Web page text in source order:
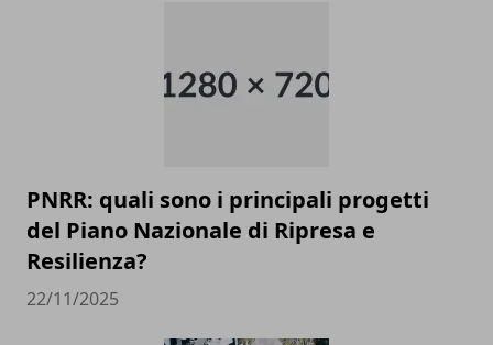
PNRR: quali sono i principali progetti
del Piano Nazionale di Ripresa e
Resilienza?
22/11/2025